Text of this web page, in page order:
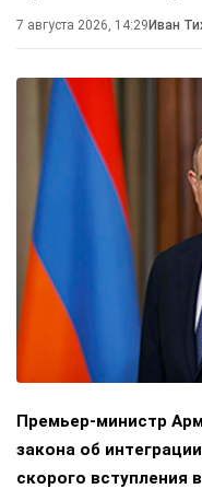
7 августа 2026, 14:29Иван
Премьер-министр
закона об
скорого вступления